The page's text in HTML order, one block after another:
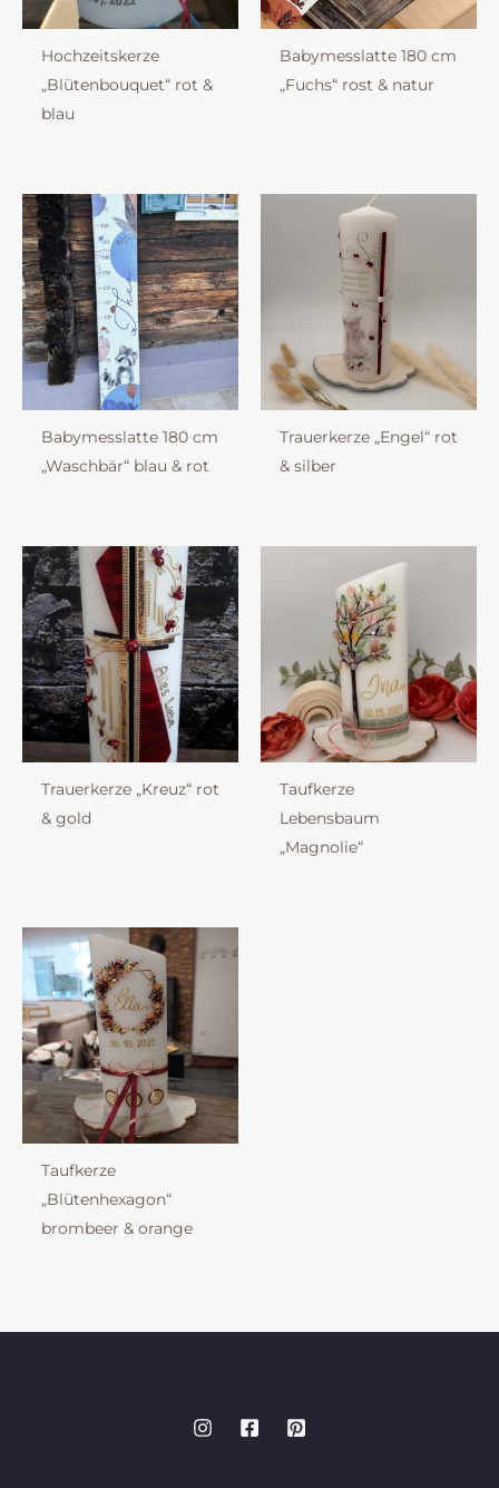
Hochzeitskerze
„Blütenbouquet“ rot &
blau
Babymesslatte 180 cm
„Fuchs“ rost & natur
Babymesslatte 180 cm
„Waschbär“ blau & rot
Trauerkerze „Engel“ rot
& silber
Trauerkerze „Kreuz“ rot
& gold
Taufkerze
Lebensbaum
„Magnolie“
Taufkerze
„Blütenhexagon“
brombeer & orange